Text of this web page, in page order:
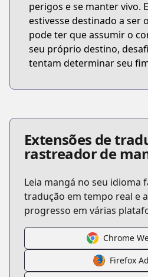
perigos e se manter vivo.
estivesse destinado a ser
pode ter que assumir o
seu próprio destino,
tentam determinar seu
Extensões de
rastreador de
Leia mangá no seu idioma
tradução em tempo real e
progresso em várias
Chrome
Firefox